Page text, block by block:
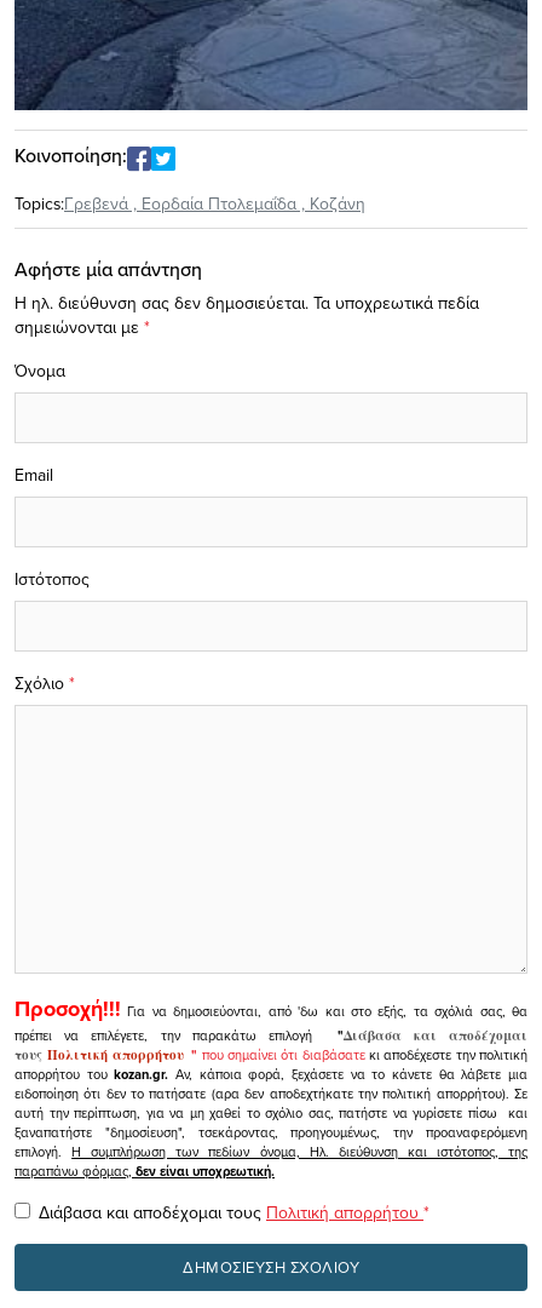
Κοινοποίηση:
Topics:Γρεβενά , Εορδαία Πτολεμαΐδα , Κοζάνη
Αφήστε μία απάντηση
Η ηλ. διεύθυνση σας δεν δημοσιεύεται. Τα υποχρεωτικά πεδία
σημειώνονται με *
Σχόλιο *
Όνομα
Email
Ιστότοπος
Προσοχή!!! Για να δημοσιεύονται, από 'δω και στο εξής, τα σχόλιά σας, θα
πρέπει να επιλέγετε, την παρακάτω επιλογή
"Διάβασα και αποδέχομαι
τουςΠολιτική απορρήτου" που σημαίνει ότι διαβάσατεκι αποδέχεστε την πολιτική
απορρήτου τουkozan.gr. Αν, κάποια φορά, ξεχάσετε να το κάνετε θα λάβετε μια
ειδοποίηση ότι δεν το πατήσατε (αρα δεν αποδεχτήκατε την πολιτική απορρήτου). Σε
αυτή την περίπτωση, για να μη χαθεί το σχόλιο σας, πατήστε να γυρίσετε πίσω και
ξαναπατήστε "δημοσίευση", τσεκάροντας, προηγουμένως, την προαναφερόμενη
επιλογή.Η συμπλήρωση των πεδίων όνομα, Ηλ. διεύθυνση και ιστότοπος, της
παραπάνω φόρμας, δεν είναι υποχρεωτική.
Διάβασα και αποδέχομαι τους Πολιτική απορρήτου *